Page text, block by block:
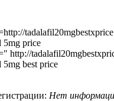
5mg price
http://
5mg best price
Нет